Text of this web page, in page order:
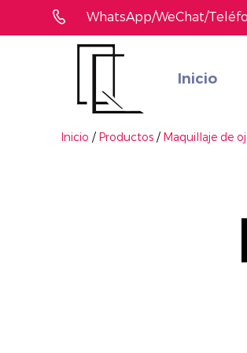
WhatsApp/WeChat/
Inicio
Inicio / Productos / Maquillaje de